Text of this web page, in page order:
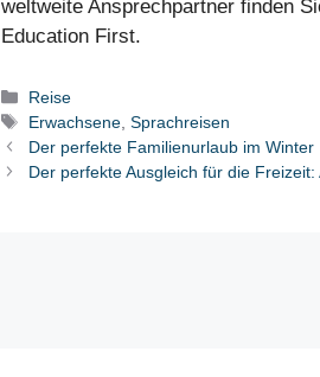
weltweite Ansprechpartner finden
Education First.
Kategorien
Reise
Schlagwörter
Erwachsene ,Sprachreisen
Der perfekte Familienurlaub im Winter
Der perfekte Ausgleich für die